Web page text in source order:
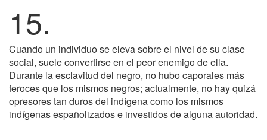
15.
Cuando un individuo se eleva sobre el nivel de su clase
social, suele convertirse en el peor enemigo de ella.
Durante la esclavitud del negro, no hubo caporales más
feroces que los mismos negros; actualmente, no hay quizá
opresores tan duros del indígena como los mismos
indígenas españolizados e investidos de alguna autoridad.